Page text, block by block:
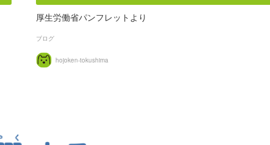
厚生労働省パンフレットより
ブログ
hojoken-tokushima